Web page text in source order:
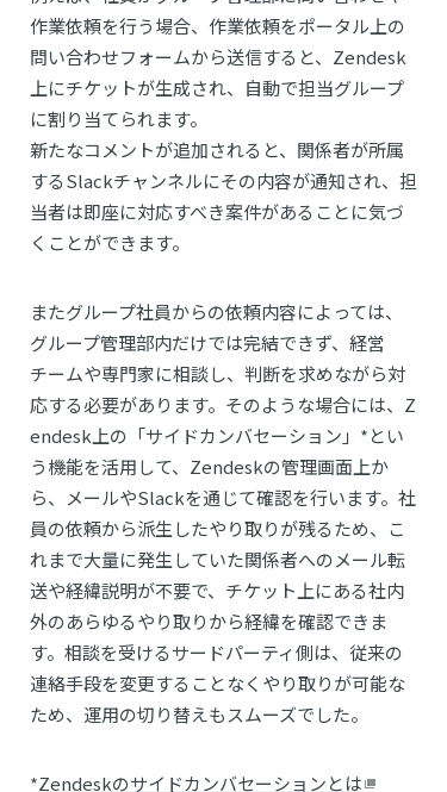
作業依頼を行う場合、作業依頼をポータル上の
問い合わせフォームから送信すると、Zendesk
上にチケットが生成され、自動で担当グループ
に割り当てられます。
新たなコメントが追加されると、関係者が所属
するSlackチャンネルにその内容が通知され、担
当者は即座に対応すべき案件があることに気づ
くことができます。
またグループ社員からの依頼内容によっては、
グループ管理部内だけでは完結できず、経営
チームや専門家に相談し、判断を求めながら対
応する必要があります。そのような場合には、Z
endesk上の「サイドカンバセーション」*とい
う機能を活用して、Zendeskの管理画面上か
ら、メールやSlackを通じて確認を行います。社
員の依頼から派生したやり取りが残るため、こ
れまで大量に発生していた関係者へのメール転
送や経緯説明が不要で、チケット上にある社内
外のあらゆるやり取りから経緯を確認できま
す。相談を受けるサードパーティ側は、従来の
連絡手段を変更することなくやり取りが可能な
ため、運用の切り替えもスムーズでした。
*Zendeskのサイドカンバセーションとは